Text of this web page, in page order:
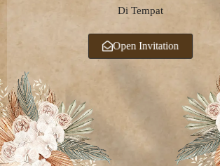
Di Tempat
Open Invitation